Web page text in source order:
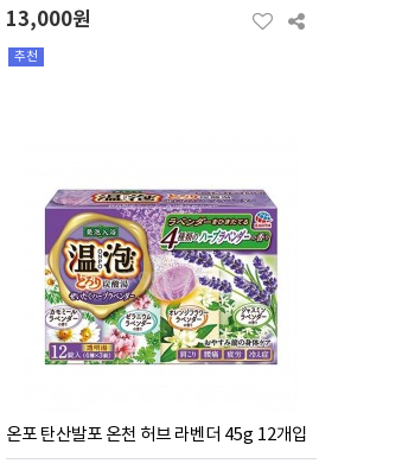
13,000원
추천
온포 탄산발포 온천 허브 라벤더 45g 12개입